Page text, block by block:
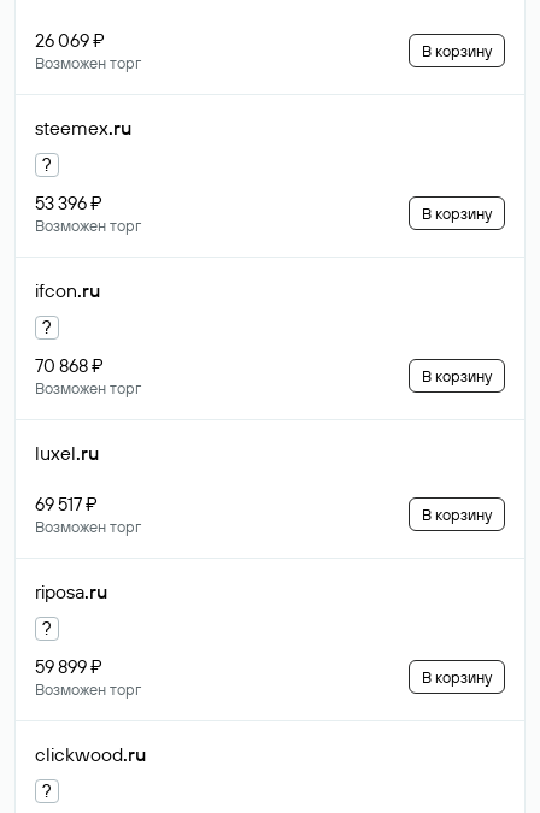
26 069 ₽
Возможен торг
В корзину
steemex.ru
?
53 396 ₽
Возможен торг
В корзину
ifcon.ru
?
70 868 ₽
Возможен торг
В корзину
luxel.ru
69 517 ₽
Возможен торг
В корзину
riposa.ru
?
59 899 ₽
Возможен торг
В корзину
clickwood.ru
?